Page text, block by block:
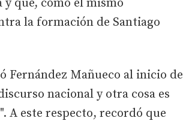
y que, como él mismo
la formación de Santiago
Fernández Mañueco al inicio de
nacional y otra cosa es
A este respecto, recordó que